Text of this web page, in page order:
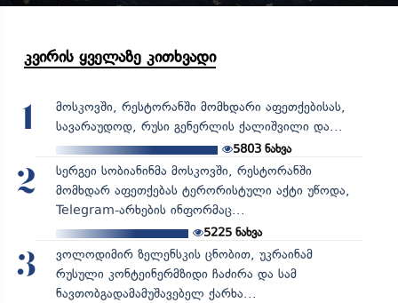
კვირის ყველაზე კითხვადი
1
მოსკოვში, რესტორანში მომხდარი აფეთქებისას,
სავარაუდოდ, რუსი გენერლის ქალიშვილი და...
5803 ნახვა
2
სერგეი სობიანინმა მოსკოვში, რესტორანში
მომხდარ აფეთქებას ტერორისტული აქტი უწოდა,
Telegram-არხების ინფორმაც...
5225ნახვა
3
ვოლოდიმირ ზელენსკის ცნობით, უკრაინამ
რუსული კონტეინერმზიდი ჩაძირა და სამ
ნავთობგადამამუშავებელ ქარხა...